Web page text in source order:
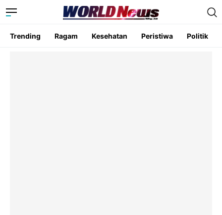
Trending Ragam Kesehatan Peristiwa Politik